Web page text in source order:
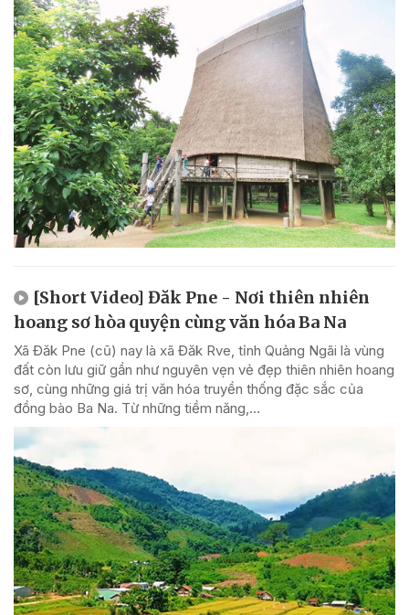
[Short Video] Đăk Pne - Nơi thiên nhiên
hoang sơ hòa quyện cùng văn hóa Ba Na
Xã Đăk Pne (cũ) nay là xã Đăk Rve, tỉnh Quảng Ngãi là vùng
đất còn lưu giữ gần như nguyên vẹn vẻ đẹp thiên nhiên hoang
sơ, cùng những giá trị văn hóa truyền thống đặc sắc của
đồng bào Ba Na. Từ những tiềm năng,...